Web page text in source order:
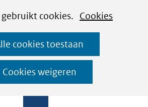
gebruikt cookies. Cookies
cookies toestaan
Cookies weigeren
Ga
naar
de
inhoud